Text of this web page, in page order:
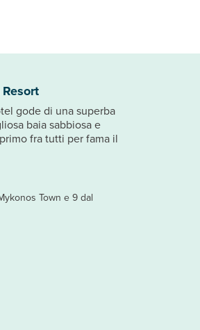
Town e 9 dal
gode di una superba
baia sabbiosa e
fra tutti per fama il